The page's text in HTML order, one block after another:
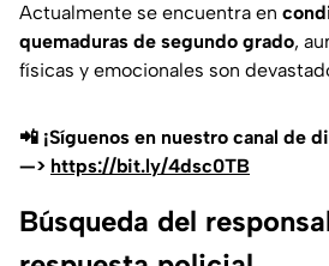
Actualmente se encuentra en
quemaduras de segundo grado,
físicas y emocionales son
📲 ¡Síguenos en nuestro canal de
—> https://bit.ly/4dsc0TB
Búsqueda del